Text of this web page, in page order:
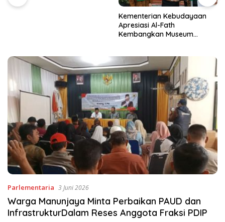
Kementerian Kebudayaan
Apresiasi Al-Fath
Kembangkan Museum
Parlementaria 3 Juni 2026
Warga Manunjaya Minta Perbaikan PAUD dan
InfrastrukturDalam Reses Anggota Fraksi PDIP